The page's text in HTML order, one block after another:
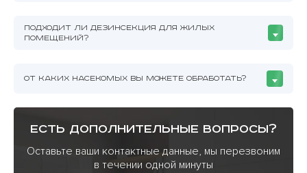
ПОДХОДИТ ЛИ ДЕЗИНСЕКЦИЯ ДЛЯ ЖИЛЫХ
ПОМЕЩЕНИЙ?
ОТ КАКИХ НАСЕКОМЫХ ВЫ МОЖЕТЕ ОБРАБОТАТЬ?
есть дополнительные вопросы?
Оставьте ваши контактные данные, мы перезвоним
в течении одной минуты